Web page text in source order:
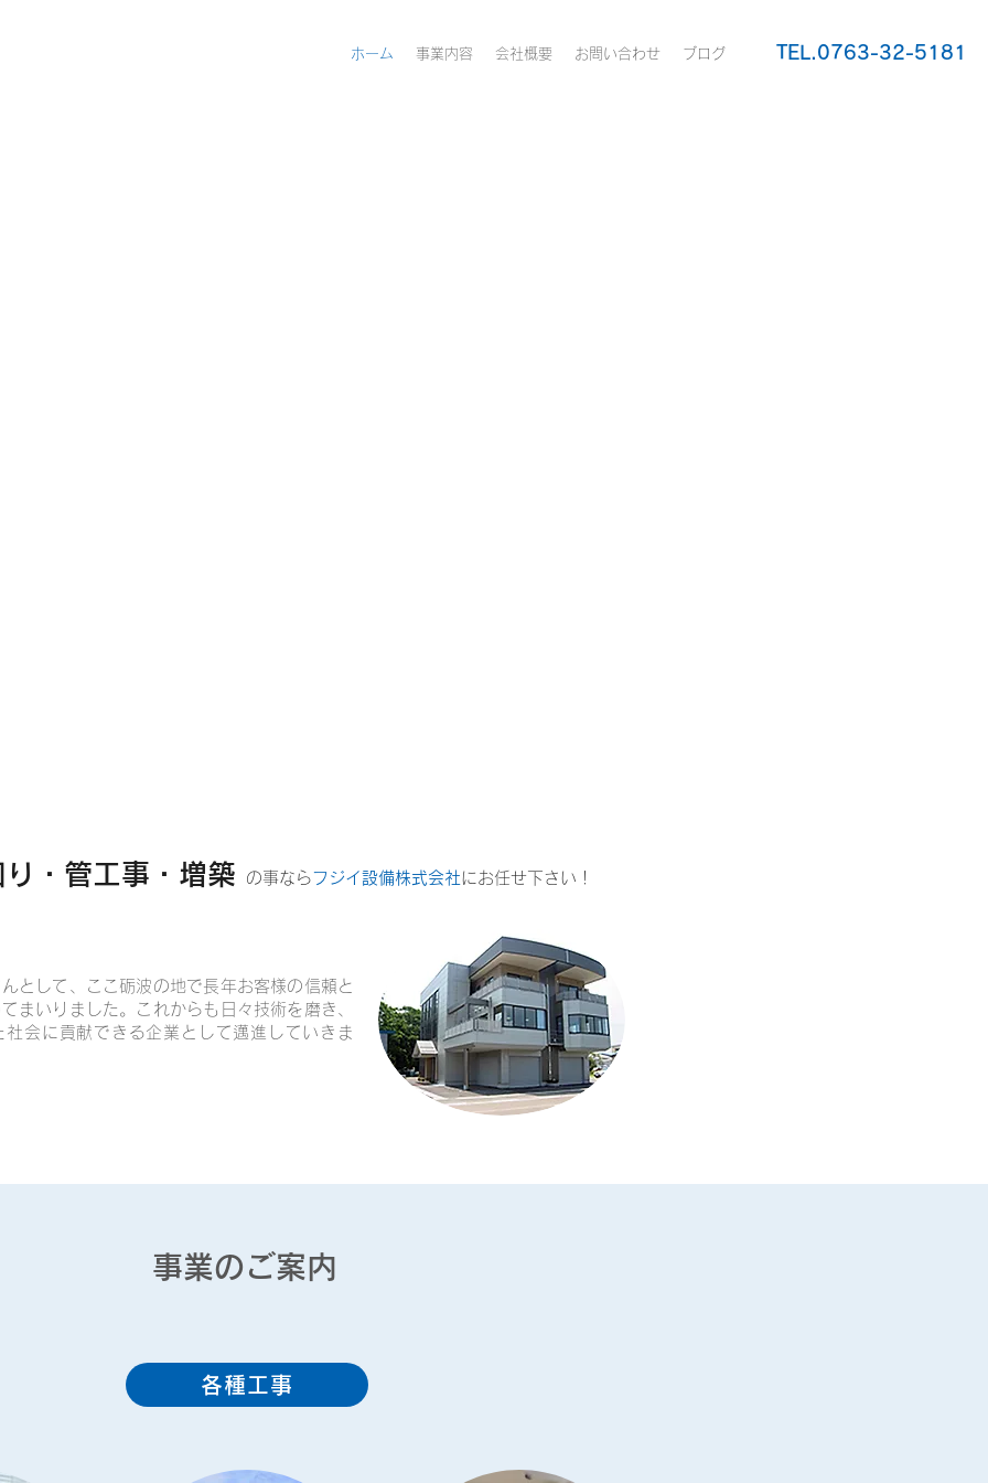
ホーム 事業内容 会社概要 お問い合わせ ブログ ​TEL.0763-32-5181
り・管工事・増築 ​の事ならフジイ設備株式会社にお任せ下さい！
として、ここ砺波の地で長年お客様の信頼と
まいりました。これからも日々技術を磨き、
社会に貢献できる企業として邁進していきま
​事業のご案内
各種工事